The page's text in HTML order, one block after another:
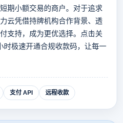
期小额交易的商户。对于追求
云凭借持牌机构合作背景、透
支持，成为更优选择。点击关
时极速开通合规收款码，让每一
支付 API 远程收款